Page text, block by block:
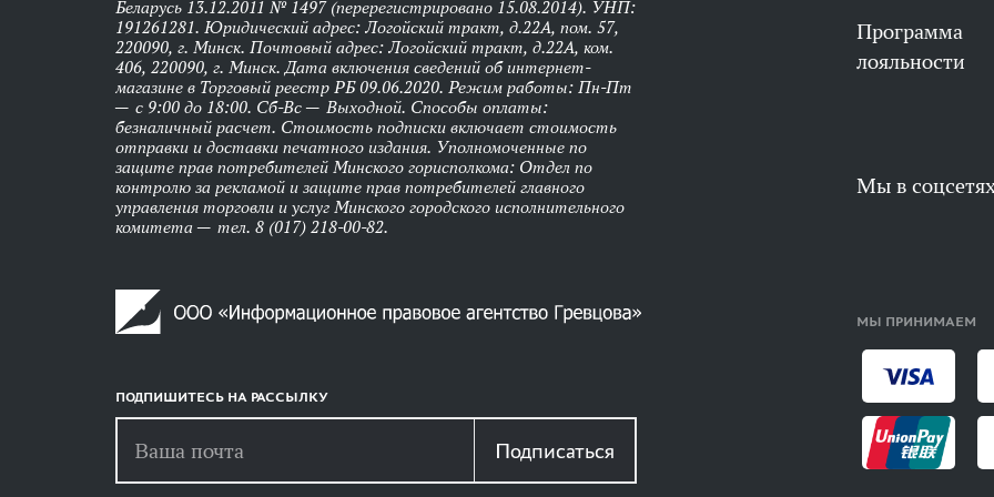
Беларусь 13.12.2011 № 1497 (перерегистрировано 15.08.2014). УНП:
191261281. Юридический адрес: Логойский тракт, д.22А, пом. 57,
220090, г. Минск. Почтовый адрес: Логойский тракт, д.22А, ком.
406, 220090, г. Минск. Дата включения сведений об интернет-
магазине в Торговый реестр РБ 09.06.2020. Режим работы: Пн-Пт
— с 9:00 до 18:00. Сб-Вс — Выходной. Способы оплаты:
безналичный расчет. Стоимость подписки включает стоимость
отправки и доставки печатного издания. Уполномоченные по
защите прав потребителей Минского горисполкома: Отдел по
контролю за рекламой и защите прав потребителей главного
управления торговли и услуг Минского городского исполнительного
комитета — тел. 8 (017) 218-00-82.
ПОДПИШИТЕСЬ НА РАССЫЛКУ
Подписаться
Программа
лояльности
Мы в
МЫ ПРИНИМАЕМ